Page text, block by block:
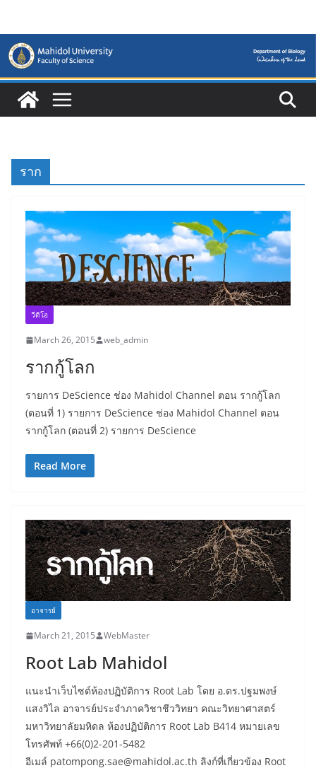
content
ราก
วีดิโอ
March 26, 2015 web_admin
รากกู้โลก
รายการ DeScience ช่อง Mahidol Channel ตอน รากกู้โลก
(ตอนที่ 1) รายการ DeScience ช่อง Mahidol Channel ตอน
รากกู้โลก (ตอนที่ 2) รายการ DeScience
Read More
อาจารย์
March 21, 2015 WebMaster
Root Lab Mahidol
แนะนำเว็บไซต์ห้องปฏิบัติการ Root Lab โดย อ.ดร.ปฐมพงษ์
แสงวิไล อาจารย์ประจำภาควิชาชีววิทยา คณะวิทยาศาสตร์
มหาวิทยาลัยมหิดล ห้องปฏิบัติการ Root Lab B414 หมายเลข
โทรศัพท์ +66(0)2-201-5482
อีเมล์ patompong.sae@mahidol.ac.th ลิงก์ที่เกี่ยวข้อง Root